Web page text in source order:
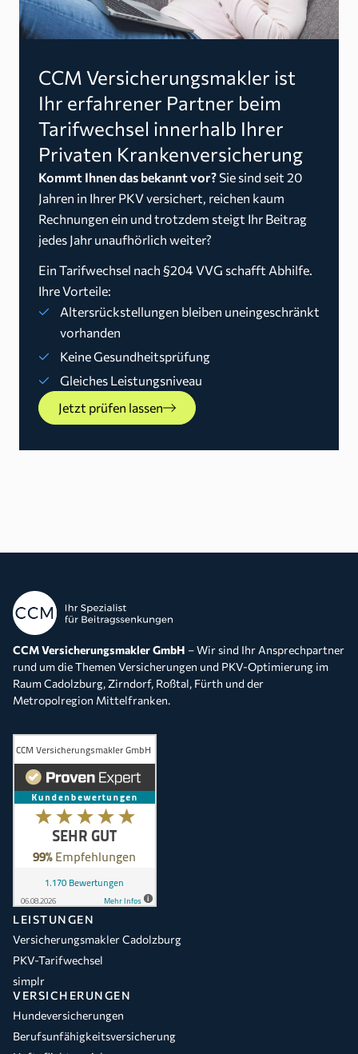
CCM Versicherungsmakler ist
Ihr erfahrener Partner beim
Tarifwechsel innerhalb Ihrer
Privaten Krankenversicherung
Kommt Ihnen das bekannt vor? Sie sind seit 20
Jahren in Ihrer PKV versichert, reichen kaum
Rechnungen ein und trotzdem steigt Ihr Beitrag
jedes Jahr unaufhörlich weiter?
Ein Tarifwechsel nach §204 VVG schafft Abhilfe.
Ihre Vorteile:
Altersrückstellungen bleiben uneingeschränkt
vorhanden
Keine Gesundheitsprüfung
Gleiches Leistungsniveau
Jetzt prüfen lassen
CCM Versicherungsmakler GmbH – Wir sind Ihr Ansprechpartner
rund um die Themen Versicherungen und PKV-Optimierung im
Raum Cadolzburg, Zirndorf, Roßtal, Fürth und der
Metropolregion Mittelfranken.
LEISTUNGEN
Versicherungsmakler Cadolzburg
PKV-Tarifwechsel
simplr
VERSICHERUNGEN
Hundeversicherungen
Berufsunfähigkeitsversicherung